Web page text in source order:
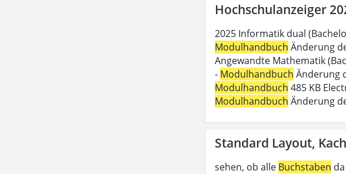
Hochschulanzeiger
2025 Informatik dual
Modulhandbuch Änderung
Angewandte Mathematik
- Modulhandbuch Änderung
Modulhandbuch 485 KB
Modulhandbuch Änderung
Standard Layout,
sehen, ob alle Buchstaben